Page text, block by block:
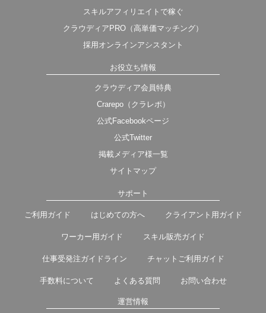
スキルアフィリエイトで稼ぐ
クラウディアPRO（高単価マッチング）
採用オンラインアシスタント
お役立ち情報
クラウディア会員特典
Crarepo（クラレポ）
公式Facebookページ
公式Twitter
掲載メディア様一覧
サイトマップ
サポート
ご利用ガイド はじめての方へ クライアント用ガイド
ワーカー用ガイド スキル販売ガイド
仕事受発注ガイドライン チャットご利用ガイド
手数料について よくある質問 お問い合わせ
運営情報